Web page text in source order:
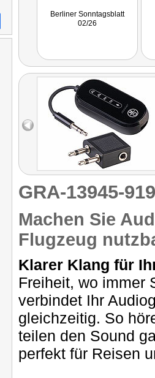
Berliner Sonntagsblatt
02/26
GRA-13945-
Machen Sie
Flugzeug
Klarer Klang für
Freiheit, wo immer
verbindet Ihr
gleichzeitig. So
teilen den Sound
perfekt für Reisen